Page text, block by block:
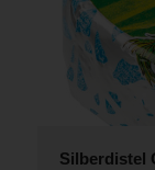
Silberdistel